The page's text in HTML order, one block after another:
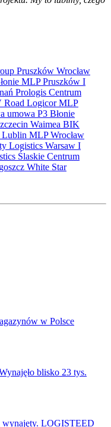
Pruszków Wrocław
MLP Pruszków I
Prologis Centrum
Road LogicorMLP
umowa P3 Błonie
Waimea BIK
MLP Wrocław
Logistics Warsaw I
Ślaskie Centrum
White Star
w Polsce
blisko 23 tys.
wynajęty. LOGISTEED